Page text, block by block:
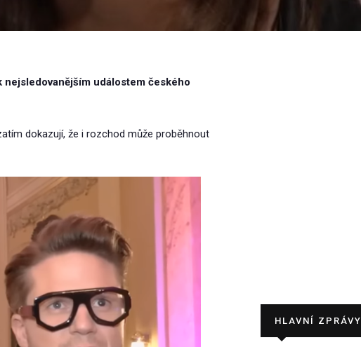
událostem českého
dokazují, že i rozchod může proběhnout
HLAVNÍ ZPRÁVY